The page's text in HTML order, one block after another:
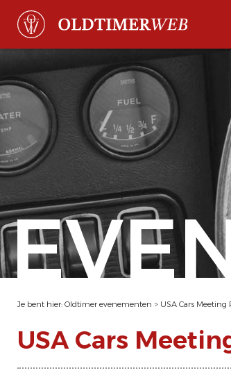
Je bent hier: Oldtimer evenementen > USA Cars Meeting
USA Cars